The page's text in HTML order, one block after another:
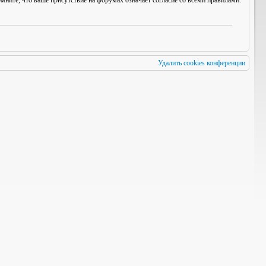
Удалить cookies конференции